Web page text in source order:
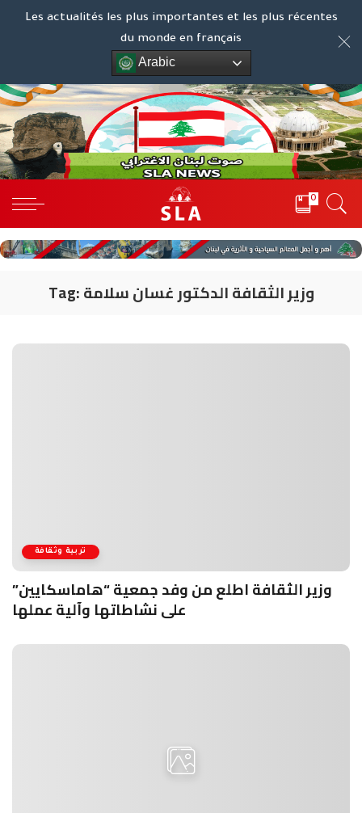
Les actualités les plus importantes et les plus récentes
du monde en français
Arabic
0
Tag:وزير الثقافة الدكتور غسان سلامة
تربية وثقافة
وزير الثقافة اطلع من وفد جمعية “هاماسكايين”
على نشاطاتها وآلية عملها